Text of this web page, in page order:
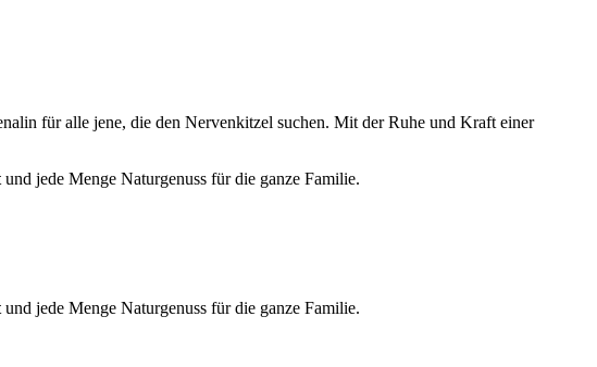
für alle jene, die den Nervenkitzel suchen. Mit der Ruhe und Kraft einer
und jede Menge Naturgenuss für die ganze Familie.
und jede Menge Naturgenuss für die ganze Familie.